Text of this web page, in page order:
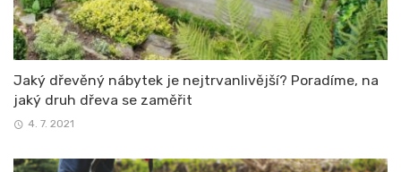
Jaký dřevěný nábytek je nejtrvanlivější? Poradíme, na
jaký druh dřeva se zaměřit
4. 7. 2021